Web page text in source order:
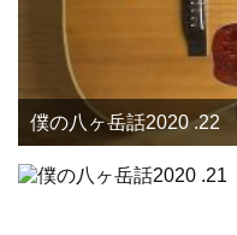
僕の八ヶ岳話2020 .22